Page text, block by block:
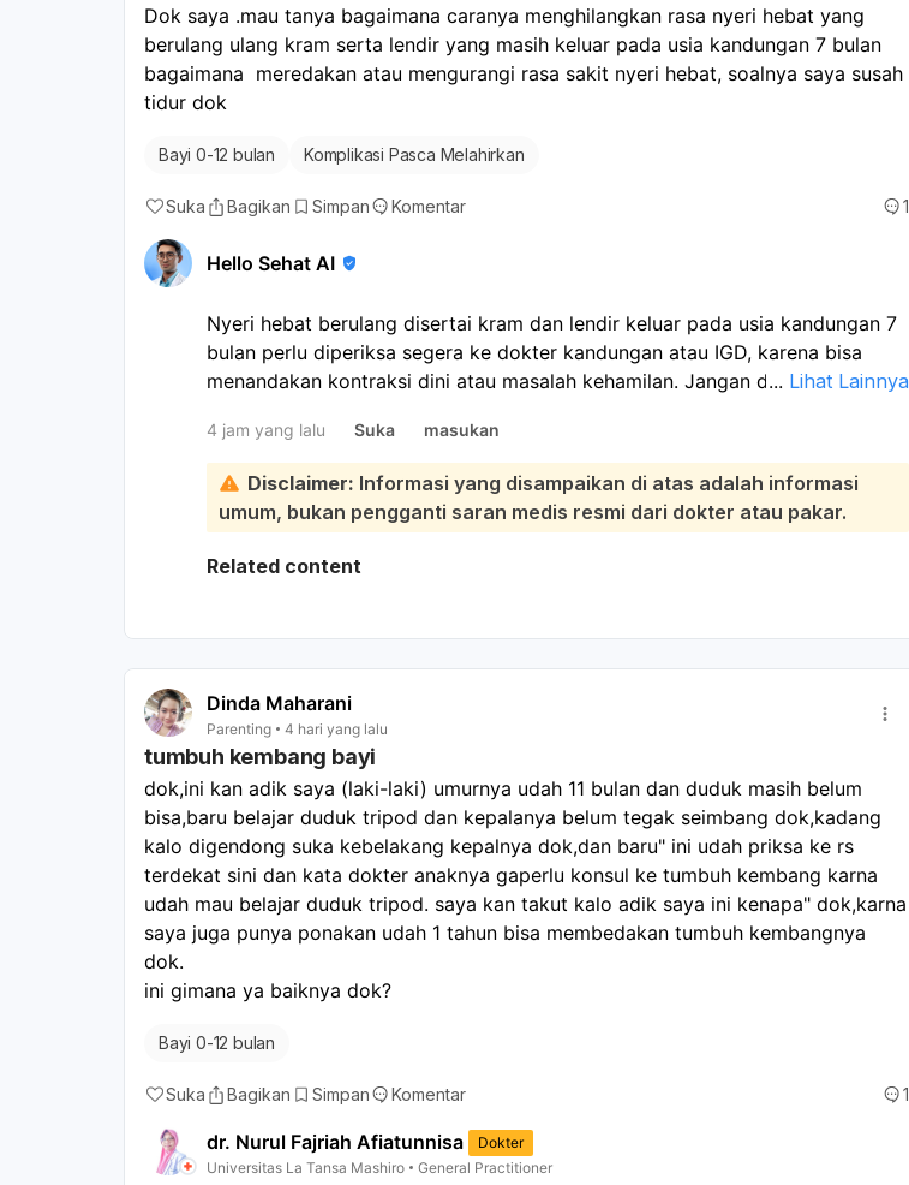
Dok saya .mau tanya bagaimana caranya menghilangkan rasa nyeri hebat yang
berulang ulang kram serta lendir yang masih keluar pada usia kandungan 7 bulan
bagaimana  meredakan atau mengurangi rasa sakit nyeri hebat, soalnya saya susah
tidur dok
Bayi 0-12 bulan Komplikasi Pasca Melahirkan
Suka Bagikan Simpan Komentar 1
Hello Sehat AI
Nyeri hebat berulang disertai kram dan lendir keluar pada usia kandungan 7
bulan perlu diperiksa segera ke dokter kandungan atau IGD, karena bisa
menandakan kontraksi dini atau masalah kehamilan. Jangan ditunda, apalagi
Untuk sementara, Anda bisa coba istirahat miring ke kiri, atur napas pelan,
minum air cukup, dan hindari aktivitas berat. Kompres hangat ringan di
punggung juga bisa membantu, tetapi jangan minum obat nyeri
sembarangan tanpa anjuran dokter. Jika ada perdarahan, air ketuban
merembes, gerak janin berkurang, demam, atau nyeri sangat kuat, segera ke
... Lihat Lainnya
4 jam yang lalu Suka masukan
Disclaimer: Informasi yang disampaikan di atas adalah informasi
umum, bukan pengganti saran medis resmi dari dokter atau pakar.
Related content
Dinda Maharani
Parenting 4 hari yang lalu
tumbuh kembang bayi
dok,ini kan adik saya (laki-laki) umurnya udah 11 bulan dan duduk masih belum
bisa,baru belajar duduk tripod dan kepalanya belum tegak seimbang dok,kadang
kalo digendong suka kebelakang kepalnya dok,dan baru" ini udah priksa ke rs
terdekat sini dan kata dokter anaknya gaperlu konsul ke tumbuh kembang karna
udah mau belajar duduk tripod. saya kan takut kalo adik saya ini kenapa" dok,karna
saya juga punya ponakan udah 1 tahun bisa membedakan tumbuh kembangnya
dok.
ini gimana ya baiknya dok?
Bayi 0-12 bulan
Suka Bagikan Simpan Komentar 1
dr. Nurul Fajriah Afiatunnisa
Dokter
Universitas La Tansa Mashiro
General Practitioner